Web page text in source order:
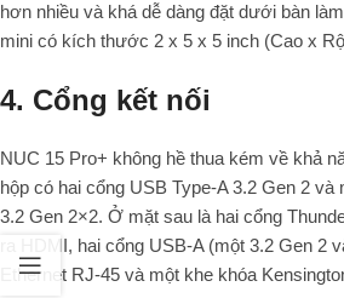
hơn nhiều và khá dễ dàng đặt dưới bàn
mini có kích thước 2 x 5 x 5 inch (Cao x
4. Cổng kết nối
NUC 15 Pro+ không hề thua kém về khả
hộp có hai cổng USB Type-A 3.2 Gen 2 và
3.2 Gen 2×2. Ở mặt sau là hai cổng
ra HDMI, hai cổng USB-A (một 3.2 Gen 2
Ethernet RJ-45 và một khe khóa